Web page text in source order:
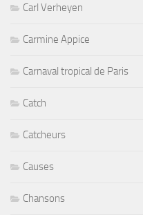
Carl Verheyen
Carmine Appice
Carnaval tropical de Paris
Catch
Catcheurs
Causes
Chansons